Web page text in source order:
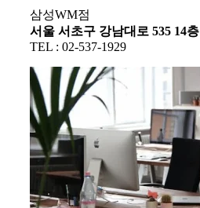
삼성WM점
서울 서초구 강남대로 535 14층
TEL : 02-537-1929